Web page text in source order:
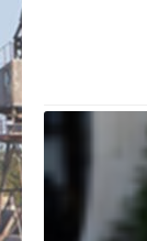
سازمان
بازرسی
برای
برخورد
فوری...